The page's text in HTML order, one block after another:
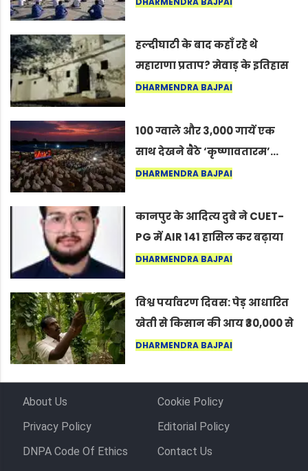
हल्दीघाटी के बाद कहाँ रहे थे
महाराणा प्रताप? मेवाड़ के इतिहास
का वह अनकहा अध्याय जो आज भी
DHARMENDRA BAJPAI
100 ग्वाले और 3,000 गायें एक
साथ देखने बैठे ‘कृष्णावतारम’…
नागपुर में दिखा ऐसा नज़ारा कि
कर सकते हैं”
DHARMENDRA BAJPAI
कानपुर के आदित्य दुबे ने CUET-
PG में AIR 141 हासिल कर बढ़ाया
शहर का मान
DHARMENDRA BAJPAI
विश्व पर्यावरण दिवस: पेड़ आधारित
खेती से किसान की आय ₹30,000 से
बढ़कर ₹3 लाख प्रति एकड़ हुई
DHARMENDRA BAJPAI
About Us
Cookie Policy
Privacy Policy
Editorial Policy
DNPA Code Of Ethics
Contact Us